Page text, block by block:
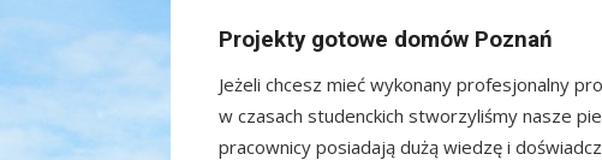
Projekty gotowe domów Poznań
Jeżeli chcesz mieć wykonany profesjonalny
w czasach studenckich stworzyliśmy nasze
pracownicy posiadają dużą wiedzę i